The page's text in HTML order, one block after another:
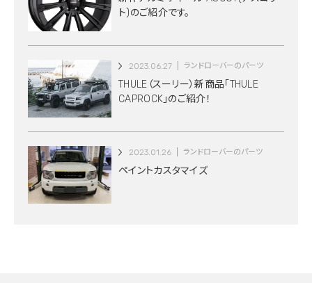
ト)のご紹介です。
2023.06.27 ランドローバーのパーツ
THULE（スーリー）新商品「THULE
CAPROCK」のご紹介！
2023.01.26 ランドローバーのパーツ
ペイントカスタマイズ